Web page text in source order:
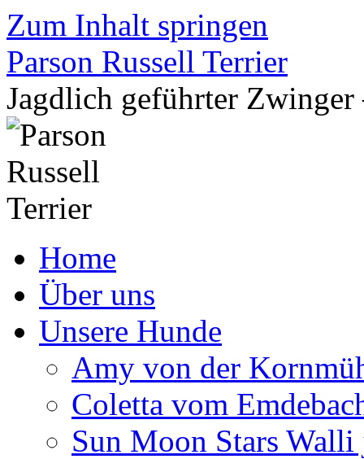
Zum Inhalt springen
Parson Russell Terrier
Jagdlich geführter
Home
Über uns
Unsere Hunde
Amy von der
Coletta vom
Sun Moon Stars